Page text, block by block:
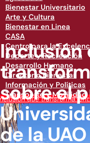
Bienestar Universitario
Arte y Cultura
Bienestar en Linea
CASA
Centro para la
Deporte y Recreación
Desarrollo Humano
Directorio Bienestar
Información y Políticas
Transporte y Movilidad
que transforma:
Inclusión
sobre el
de la UAO